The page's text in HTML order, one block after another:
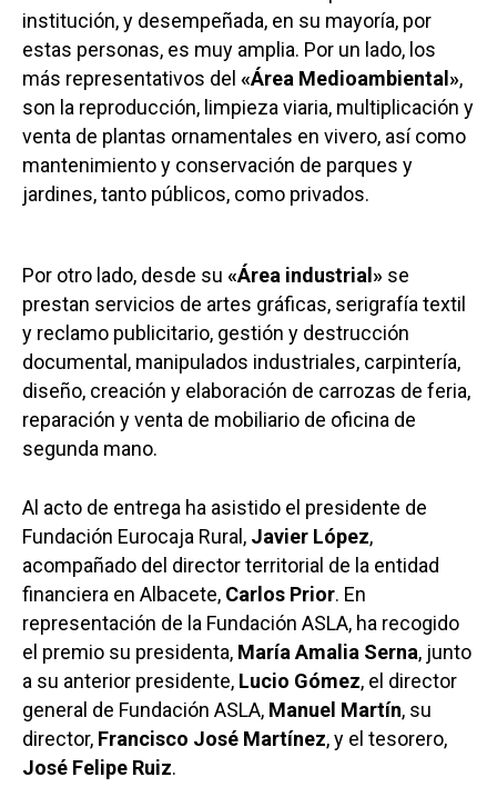
institución, y desempeñada, en su mayoría, por
estas personas, es muy amplia. Por un lado, los
más representativos del «Área Medioambiental»,
son la reproducción, limpieza viaria, multiplicación y
venta de plantas ornamentales en vivero, así como
mantenimiento y conservación de parques y
jardines, tanto públicos, como privados.
Por otro lado, desde su «Área industrial» se
prestan servicios de artes gráficas, serigrafía textil
y reclamo publicitario, gestión y destrucción
documental, manipulados industriales, carpintería,
diseño, creación y elaboración de carrozas de feria,
reparación y venta de mobiliario de oficina de
segunda mano.
Al acto de entrega ha asistido el presidente de
Fundación Eurocaja Rural, Javier López,
acompañado del director territorial de la entidad
financiera en Albacete, Carlos Prior. En
representación de la Fundación ASLA, ha recogido
el premio su presidenta, María Amalia Serna, junto
a su anterior presidente, Lucio Gómez, el director
general de Fundación ASLA, Manuel Martín, su
director, Francisco José Martínez, y el tesorero,
José Felipe Ruiz.